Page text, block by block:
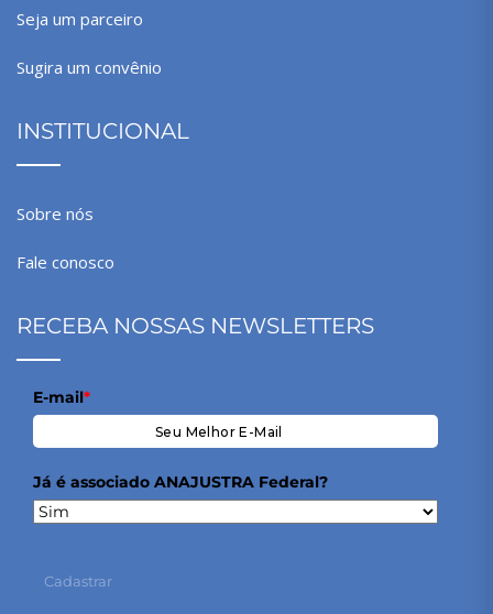
Seja um parceiro
Sugira um convênio
INSTITUCIONAL
Sobre nós
Fale conosco
RECEBA NOSSAS NEWSLETTERS
E-mail*
Já é associado ANAJUSTRA Federal?
Cadastrar